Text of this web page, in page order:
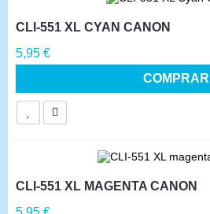
CLI-551 XL CYAN CANON
Precio
5,95 €
COMPRAR
CLI-551 XL MAGENTA CANON
Precio